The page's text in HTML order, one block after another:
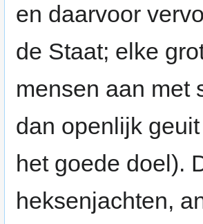
en daarvoor
de Staat; elke
mensen aan met
dan openlijk
het goede doel).
heksenjachten,